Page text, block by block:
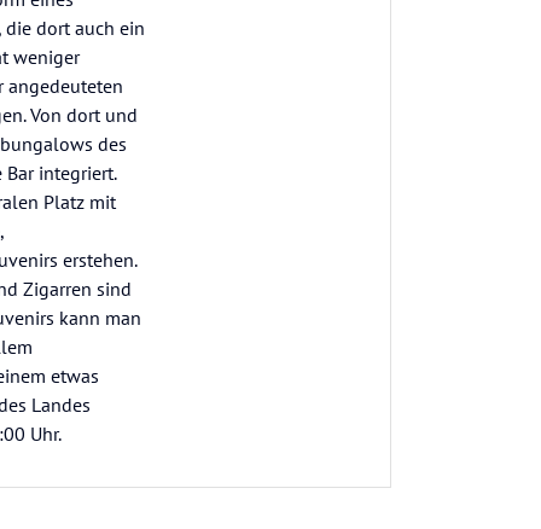
die dort auch ein
weniger
angedeuteten
Von dort und
des
integriert.
Platz mit
erstehen.
Zigarren sind
kann man
etwas
Landes
Uhr.